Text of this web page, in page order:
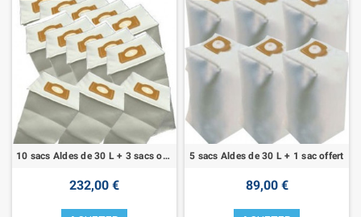
10 sacs Aldes de 30 L + 3 sacs offerts
232,00 €
5 sacs Aldes de 30 L + 1 sac offert
89,00 €